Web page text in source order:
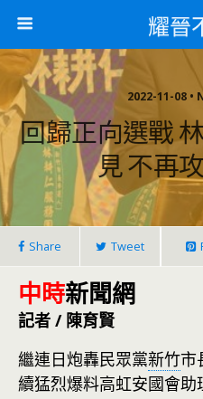
耀晉
2022-11-08 •
回歸正向選戰
見 不再
Share Tweet
中時新聞網
記者 / 陳育賢
繼連日炮轟民眾黨新竹市
續猛烈爆料高虹安國會